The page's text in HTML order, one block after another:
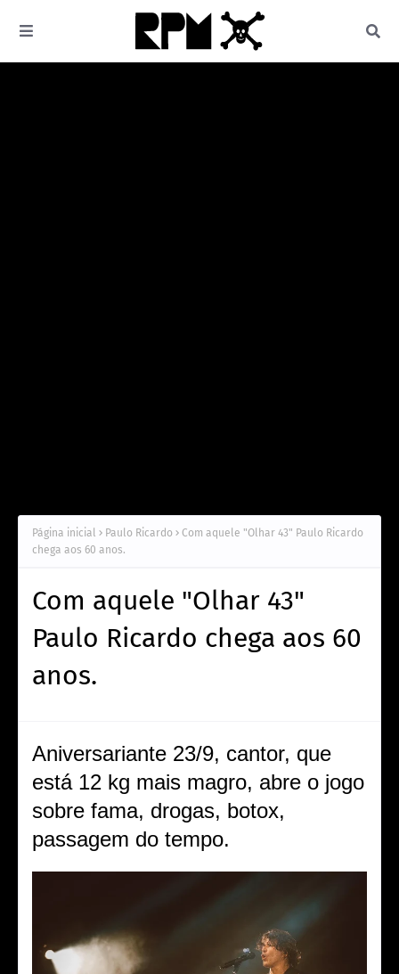
Página inicial Paulo Ricardo
Com aquele "Olhar 43" Paulo Ricardo
chega aos 60 anos.
Com aquele "Olhar 43"
Paulo Ricardo chega aos 60
anos.
Aniversariante 23/9, cantor, que
está 12 kg mais magro, abre o jogo
sobre fama, drogas, botox,
passagem do tempo.